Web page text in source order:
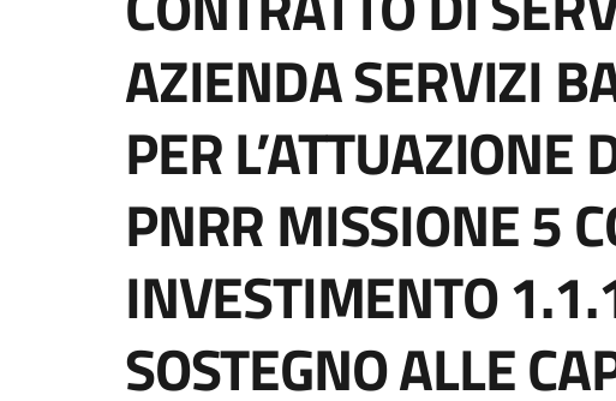
AZIENDA SERVIZI
PER L’ATTUAZIONE
PNRR MISSIONE 5
INVESTIMENTO
SOSTEGNO ALLE